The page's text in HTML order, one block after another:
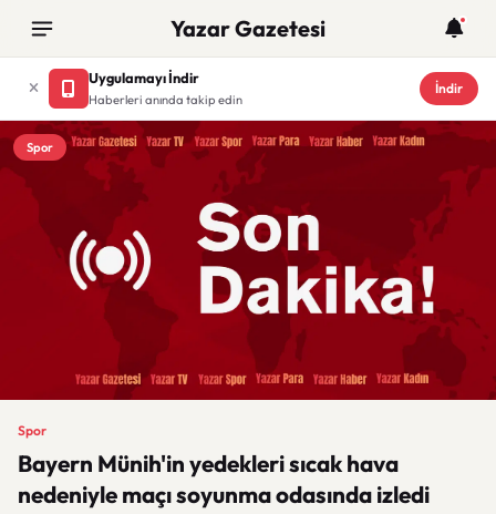
Yazar Gazetesi
Uygulamayı İndir
Haberleri anında takip edin
İndir
Spor
Spor
Bayern Münih'in yedekleri sıcak hava
nedeniyle maçı soyunma odasında izledi